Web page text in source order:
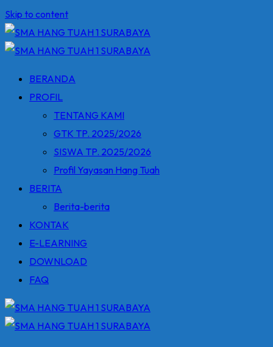
Skip to content
BERANDA
PROFIL
TENTANG KAMI
GTK TP. 2025/2026
SISWA TP. 2025/2026
Profil Yayasan Hang Tuah
BERITA
Berita-berita
KONTAK
E-LEARNING
DOWNLOAD
FAQ